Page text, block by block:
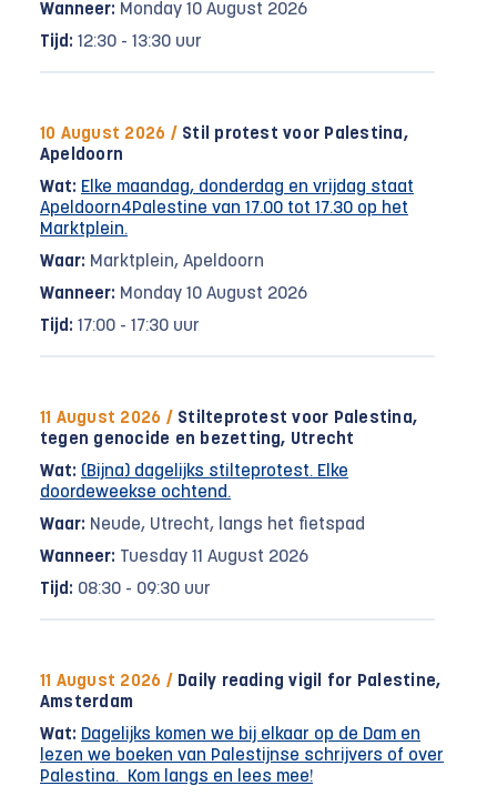
Wanneer: Monday 10 August 2026
Tijd: 12:30 - 13:30 uur
10 August 2026 / Stil protest voor Palestina,
Apeldoorn
Wat: Elke maandag, donderdag en vrijdag staat
Apeldoorn4Palestine van 17.00 tot 17.30 op het
Marktplein.
Waar: Marktplein, Apeldoorn
Wanneer: Monday 10 August 2026
Tijd: 17:00 - 17:30 uur
11 August 2026 / Stilteprotest voor Palestina,
tegen genocide en bezetting, Utrecht
Wat: (Bijna) dagelijks stilteprotest. Elke
doordeweekse ochtend.
Waar: Neude, Utrecht, langs het fietspad
Wanneer: Tuesday 11 August 2026
Tijd: 08:30 - 09:30 uur
11 August 2026 / Daily reading vigil for Palestine,
Amsterdam
Wat: Dagelijks komen we bij elkaar op de Dam en
lezen we boeken van Palestijnse schrijvers of over
Palestina. Kom langs en lees mee!